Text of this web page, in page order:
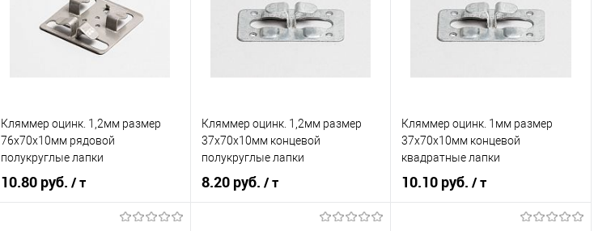
Купить в 1 клик
Сравнение
В избранное
Под заказ
Купить в 1 клик
Сравнение
В избранное
Под заказ
Купить в 1 клик
Сравнение
В избранное
Под заказ
Кляммер оцинк. 1,2мм размер
76х70х10мм рядовой
полукруглые лапки
10.80 руб. / т
Кляммер оцинк. 1,2мм размер
37х70х10мм концевой
полукруглые лапки
8.20 руб. / т
Кляммер оцинк. 1мм размер
37х70х10мм концевой
квадратные лапки
10.10 руб./ т